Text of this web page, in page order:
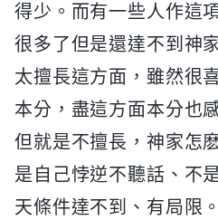
得少。而有一些人作這
很多了但是還達不到神
太擅長這方面，雖然很
本分，盡這方面本分也
但就是不擅長，神家怎
是自己悖逆不聽話、不
天條件達不到、有局限